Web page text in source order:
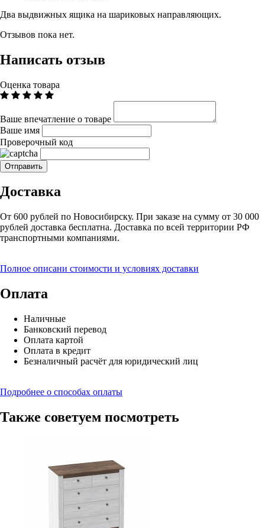
Два выдвижных ящика на шариковых направляющих.
Отзывов пока нет.
Написать отзыв
Оценка товара
Ваше впечатление о товаре
Ваше имя
Проверочный код
Доставка
От 600 рублей по Новосибирску. При заказе на сумму от 30 000
рублей доставка бесплатна. Доставка по всей территории РФ
транспортными компаниями.
Полное описани стоимости и условиях доставки
Оплата
Наличные
Банковский перевод
Оплата картой
Оплата в кредит
Безналичный расчёт для юридический лиц
Подробнее о способах оплаты
Также советуем посмотреть